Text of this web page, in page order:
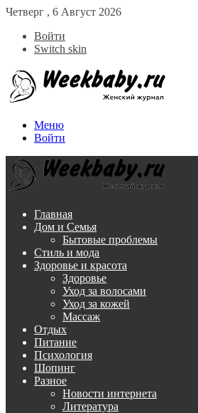
Четверг , 6 Август 2026
Войти
Switch skin
Меню
Войти
Главная
Дом и Семья
Бытовые проблемы
Стиль и мода
Здоровье и красота
Здоровье
Уход за волосами
Уход за кожей
Массаж
Отдых
Питание
Психология
Шопинг
Разное
Новости интернета
Литература